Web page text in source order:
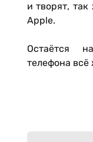
и творят,
Apple.
Остаётся
телефона